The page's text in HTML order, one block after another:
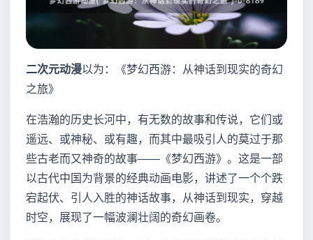
二次元动漫以为：《梦幻西游：从神话到现实的奇幻
之旅》
在浩瀚的历史长河中，有无数的故事和传说，它们或
遥远、或神秘、或有趣，而其中最吸引人的莫过于那
些古老而又神奇的故事——《梦幻西游》。这是一部
以古代中国为背景的经典动画电影，讲述了一个个跌
宕起伏、引人入胜的神话故事，从神话到现实，穿越
时空，展现了一幅波澜壮阔的奇幻画卷。